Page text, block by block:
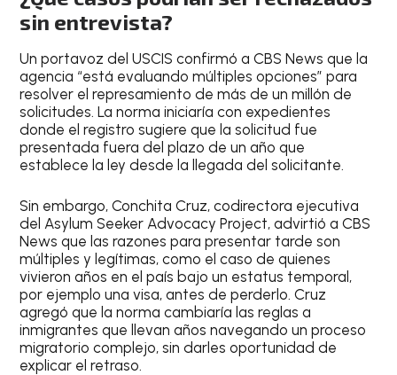
sin entrevista?
Un portavoz del USCIS confirmó a CBS News que la
agencia “está evaluando múltiples opciones” para
resolver el represamiento de más de un millón de
solicitudes. La norma iniciaría con expedientes
donde el registro sugiere que la solicitud fue
presentada fuera del plazo de un año que
establece la ley desde la llegada del solicitante.
Sin embargo, Conchita Cruz, codirectora ejecutiva
del Asylum Seeker Advocacy Project, advirtió a CBS
News que las razones para presentar tarde son
múltiples y legítimas, como el caso de quienes
vivieron años en el país bajo un estatus temporal,
por ejemplo una visa, antes de perderlo. Cruz
agregó que la norma cambiaría las reglas a
inmigrantes que llevan años navegando un proceso
migratorio complejo, sin darles oportunidad de
explicar el retraso.